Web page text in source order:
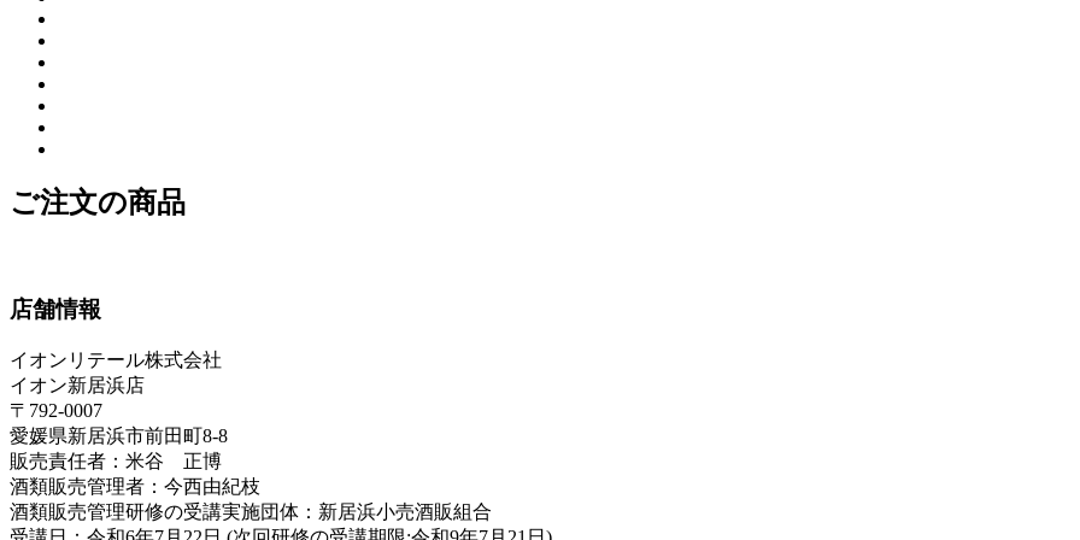
ご注文の商品
店舗情報
イオンリテール株式会社
イオン新居浜店
〒792-0007
愛媛県新居浜市前田町8-8
販売責任者：米谷 正博
酒類販売管理者：今西由紀枝
酒類販売管理研修の受講実施団体：新居浜小売酒販組合